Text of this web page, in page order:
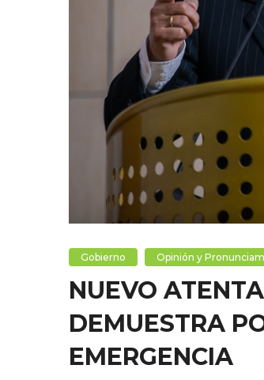
Gobierno Opinión y
NUEVO
DEMUESTRA
EMERGENCIA